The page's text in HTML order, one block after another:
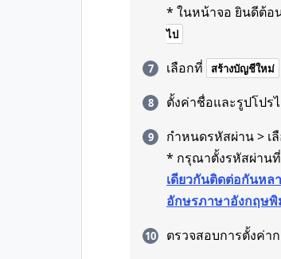
* ในหน้าจอ ยินดีต้อ
ไป
เลือกที่ สร้างบัญชีใหม่
ตั้งค่าชื่อและรูปโปร
กำหนดรหัสผ่าน > เ
* กรุณาตั้งรหัสผ่านที่
เดียวกันติดต่อกันหล
อักษรภาษาอังกฤษ
ตรวจสอบการตั้งค่า